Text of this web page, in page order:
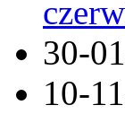
30-
10-